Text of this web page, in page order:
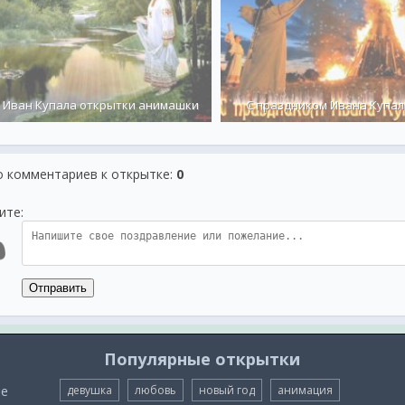
Иван Купала открытки анимашки С праздником Ивана
комментариев к открытке: 0
Отправить
Популярные открытки
девушка любовь новый год анимация